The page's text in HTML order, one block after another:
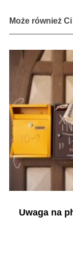
Może również
Uwaga na